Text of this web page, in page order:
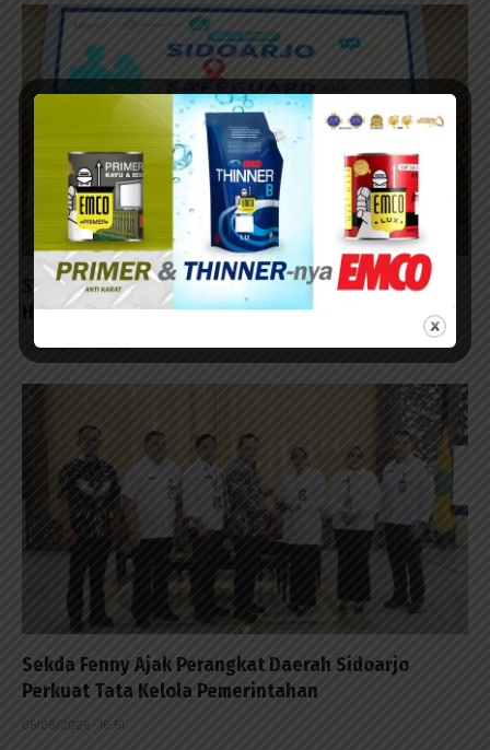
Siswa SMA Seluruh Sidoarjo Dapat Wawasan soal
HIV
06/08/2026 - 05:49
Sekda Fenny Ajak Perangkat Daerah Sidoarjo
Perkuat Tata Kelola Pemerintahan
05/08/2026 - 16:51